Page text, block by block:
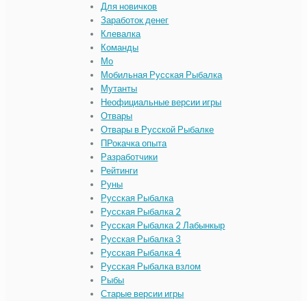
Для новичков
Заработок денег
Клевалка
Команды
Мо
Мобильная Русская Рыбалка
Мутанты
Неофициальные версии игры
Отвары
Отвары в Русской Рыбалке
ПРокачка опыта
Разработчики
Рейтинги
Руны
Русская Рыбалка
Русская Рыбалка 2
Русская Рыбалка 2 Лабынкыр
Русская Рыбалка 3
Русская Рыбалка 4
Русская Рыбалка взлом
Рыбы
Старые версии игры